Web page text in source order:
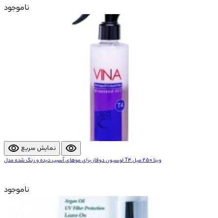
ناموجود
visibility نمایش سریع visibility
لوسیون دوفاز برای موهای آسیب دیده و رنگ شده مدل T4 وینا 250 میل
ناموجود